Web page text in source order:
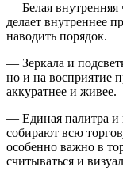
— Белая внутренняя
делает внутреннее
наводить порядок.
— Зеркала и
но и на восприятие
аккуратнее и живее.
— Единая палитра и
собирают всю
особенно важно в
считываться и